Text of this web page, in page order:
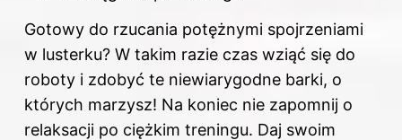
Gotowy do rzucania potężnymi spojrzeniami
w lusterku? W takim razie czas wziąć się do
roboty i zdobyć te niewiarygodne barki, o
których marzysz! Na koniec nie zapomnij o
relaksacji po ciężkim treningu. Daj swoim